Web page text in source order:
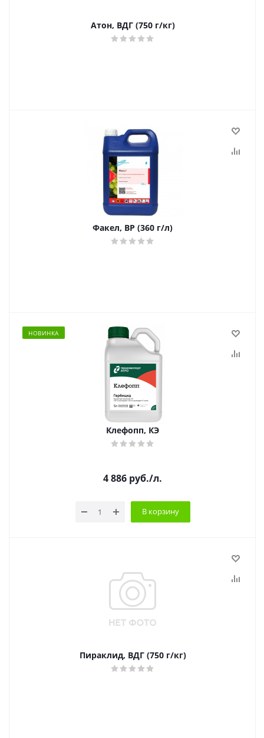
Атон, ВДГ (750 г/кг)
Факел, ВР (360 г/л)
НОВИНКА
Клефопп, КЭ
4 886 руб./л.
В корзину
Пираклид, ВДГ (750 г/кг)